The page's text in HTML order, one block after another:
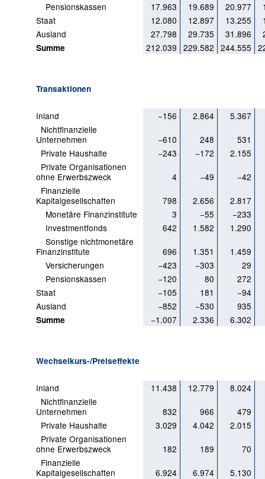
Pensionskassen
17.963 19.689 20.977
Staat
12.080 12.897 13.255
Ausland
27.798 29.735 31.896
Summe 212.039 229.582 244.555
Transaktionen
Inland −156 2.864
5.367
Nichtfinanzielle
Unternehmen
−610 248
531
Private Haushalte
−243 −172
2.155
Private Organisationen
ohne Erwerbszweck
4 −49
−42
Finanzielle
Kapitalgesellschaften
798 2.656
2.817
Monetäre Finanzinstitute
3 −55
−233
Investmentfonds
642 1.582
1.290
Sonstige nichtmonetäre
Finanzinstitute
696 1.351
1.459
Versicherungen
−423 −303
29
Pensionskassen
−120 80
272
Staat
−105 181
−94
Ausland
−852 −530 935
Summe −1.007 2.336 6.302
Wechselkurs-/Preiseffekte
Inland 11.438 12.779
8.024
Nichtfinanzielle
Unternehmen
832 966
479
Private Haushalte
3.029 4.042
2.015
Private Organisationen
ohne Erwerbszweck
182 189
70
Finanzielle
Kapitalgesellschaften
6.924 6.974
5.130